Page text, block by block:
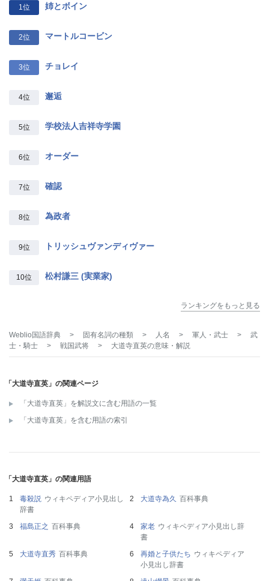
1位 姉とボイン
2位 マートルコービン
3位 チョレイ
4位 邂逅
5位 学校法人吉祥寺学園
6位 オーダー
7位 確認
8位 為政者
9位 トリッシュヴァンディヴァー
10位 松村謙三 (実業家)
ランキングをもっと見る
Weblio国語辞典 > 固有名詞の種類 > 人名 > 軍人・武士 >
武
士・騎士
> 戦国武将 > 大道寺直英の意味・解説
「大道寺直英」の関連ページ
「大道寺直英」を解説文に含む用語の一覧
「大道寺直英」を含む用語の索引
「大道寺直英」の関連用語
毒殺説 ウィキペディア小見出し
辞書
大道寺為久 百科事典
福島正之 百科事典 家老 ウィキペディア小見出し辞
書
大道寺直秀 百科事典 再婚と子供たち ウィキペディア
小見出し辞書